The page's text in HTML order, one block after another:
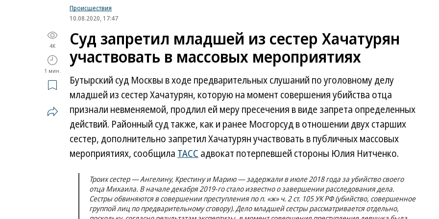
Происшествия
10.08.2020, 17:47
4K
1 мин.
Суд запретил младшей из сестер Хачатурян
участвовать в массовых мероприятиях
Бутырский суд Москвы в ходе предварительных слушаний по уголовному делу
младшей из сестер Хачатурян, которую на момент совершения убийства отца
признали невменяемой, продлил ей меру пресечения в виде запрета определенных
действий. Районный суд также, как и ранее Мосгорсуд в отношении двух старших
сестер, дополнительно запретил Хачатурян участвовать в публичных массовых
мероприятиях, сообщила ТАСС адвокат потерпевшей стороны Юлия Нитченко.
Троих сестер — Ангелину, Крестину и Марию — задержали в июле 2018 года за убийство своего
отца Михаила. В начале декабря 2019-го стало известно о завершении расследования дела.
Сестры обвиняются в совершении преступления по п. «ж» ч. 2 ст. 105 УК РФ (убийство, совершенное
группой лиц по предварительному сговору). Дело младшей сестры рассматривается отдельно,